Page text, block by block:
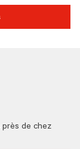
près de chez